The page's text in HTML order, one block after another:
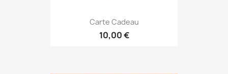
Carte Cadeau
10,00 €